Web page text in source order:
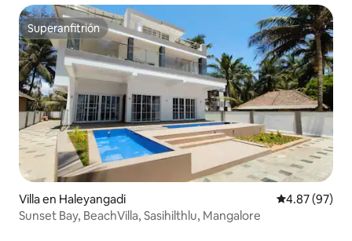
Superanfitrión
Superanfitrión
Villa en Haleyangadi Calificación
4.87 (97)
Sunset Bay, BeachVilla, Sasihilthlu, Mangalore